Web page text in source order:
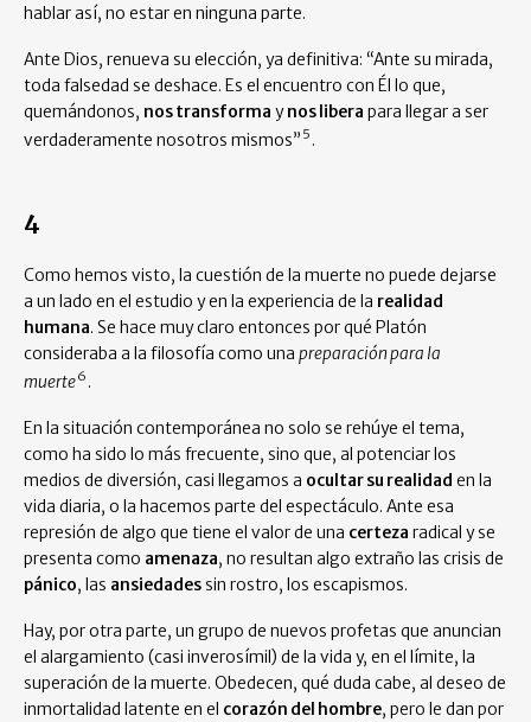
hablar así, no estar en ninguna parte.
Ante Dios, renueva su elección, ya definitiva: “Ante su mirada,
toda falsedad se deshace. Es el encuentro con Él lo que,
quemándonos, nos transforma ynos libera para llegar a ser
verdaderamente nosotros mismos” 5 .
4
Como hemos visto, la cuestión de la muerte no puede dejarse
a un lado en el estudio y en la experiencia de la realidad
humana. Se hace muy claro entonces por qué Platón
consideraba a la filosofía como una preparación para la
muerte6 .
En la situación contemporánea no solo se rehúye el tema,
como ha sido lo más frecuente, sino que, al potenciar los
medios de diversión, casi llegamos a ocultar su realidad en la
vida diaria, o la hacemos parte del espectáculo. Ante esa
represión de algo que tiene el valor de una certeza radical y se
presenta como amenaza, no resultan algo extraño las crisis de
pánico, las ansiedades sin rostro, los escapismos.
Hay, por otra parte, un grupo de nuevos profetas que anuncian
el alargamiento (casi inverosímil) de la vida y, en el límite, la
superación de la muerte. Obedecen, qué duda cabe, al deseo de
inmortalidad latente en el corazón del hombre, pero le dan por